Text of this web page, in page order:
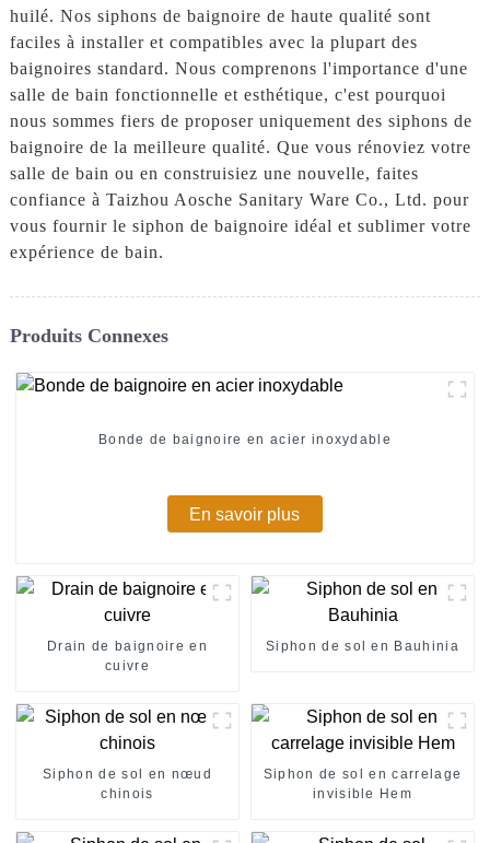
huilé. Nos siphons de baignoire de haute qualité sont
faciles à installer et compatibles avec la plupart des
baignoires standard. Nous comprenons l'importance d'une
salle de bain fonctionnelle et esthétique, c'est pourquoi
nous sommes fiers de proposer uniquement des siphons de
baignoire de la meilleure qualité. Que vous rénoviez votre
salle de bain ou en construisiez une nouvelle, faites
confiance à Taizhou Aosche Sanitary Ware Co., Ltd. pour
vous fournir le siphon de baignoire idéal et sublimer votre
expérience de bain.
Produits Connexes
Bonde de baignoire en acier inoxydable
En savoir plus
Drain de baignoire en
cuivre
Siphon de sol en Bauhinia
Siphon de sol en nœud
chinois
Siphon de sol en carrelage
invisible Hem